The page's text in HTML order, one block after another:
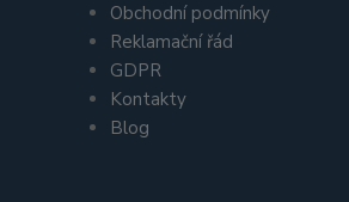
Obchodní podmínky
Reklamační řád
GDPR
Kontakty
Blog